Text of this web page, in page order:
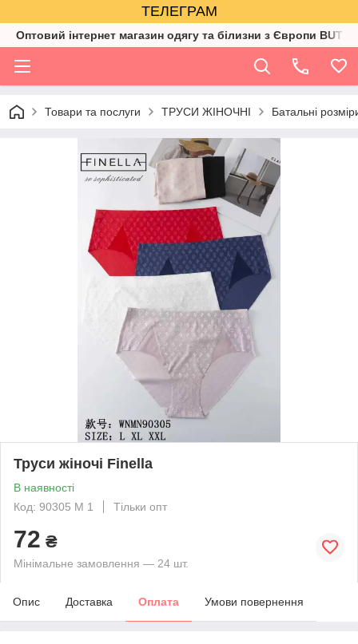
ТЕЛЕГРАМ
Оптовий інтернет магазин одягу та білизни з Європи BUTIK
Товари та послуги ТРУСИ ЖІНОЧНІ Батальні
Труси жіночі Finella
В наявності
Код: 90305 М 1
Тільки опт
72 ₴
Мінімальне замовлення — 24 шт.
Опис Доставка Оплата Умови повернення